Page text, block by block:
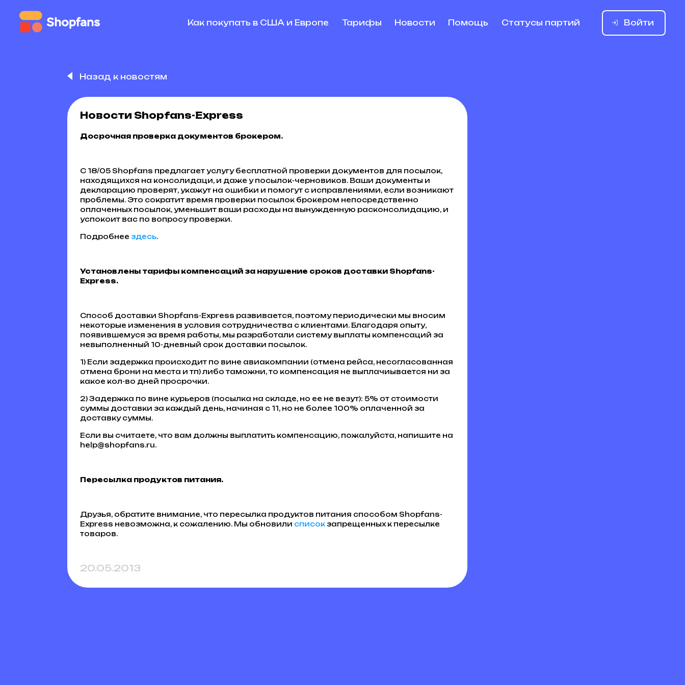
Как покупать в США и Европе Тарифы Новости Помощь Статусы партий Войти
Назад к новостям
Новости Shopfans-Express
Досрочная проверка документов брокером.
С 18/05 Shopfans предлагает услугу бесплатной проверки документов для посылок,
находящихся на консолидаци, и даже у посылок-черновиков. Ваши документы и
декларацию проверят, укажут на ошибки и помогут с исправлениями, если возникают
проблемы. Это сократит время проверки посылок брокером непосредственно
оплаченных посылок, уменьшит ваши расходы на вынужденную расконсолидацию, и
успокоит вас по вопросу проверки.
Подробнеездесь.
Установлены тарифы компенсаций за нарушение сроков доставки Shopfans-
Express.
Способ доставки Shopfans-Express развивается, поэтому периодически мы вносим
некоторые изменения в условия сотрудничества с клиентами. Благодаря опыту,
появившемуся за время работы, мы разработали систему выплаты компенсаций за
невыполненный 10-дневный срок доставки посылок.
1) Если задержка происходит по вине авиакомпании (отмена рейса, несогласованная
отмена брони на места и тп) либо таможни, то компенсация не выплачиывается ни за
какое кол-во дней просрочки.
2) Задержка по вине курьеров (посылка на складе, но ее не везут): 5% от стоимости
суммы доставки за каждый день, начиная с 11, но не более 100% оплаченной за
доставку суммы.
Если вы считаете, что вам должны выплатить компенсацию, пожалуйста, напишите на
help@shopfans.ru.
Пересылка продуктов питания.
Друзья, обратите внимание, что пересылка продуктов питания способом Shopfans-
Express невозможна, к сожалению. Мы обновили списокзапрещенных к пересылке
товаров.
20.05.2013